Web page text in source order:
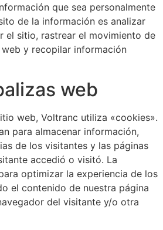
que sea personalmente
de la información es analizar
el sitio, rastrear el movimiento de
y recopilar información
web
web, Voltranc utiliza «cookies».
para almacenar información,
de los visitantes y las páginas
accedió o visitó. La
optimizar la experiencia de los
el contenido de nuestra página
del visitante y/o otra